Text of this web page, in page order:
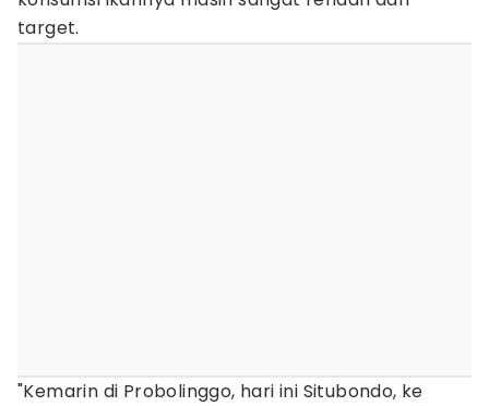
target.
"Kemarin di Probolinggo, hari ini Situbondo, ke